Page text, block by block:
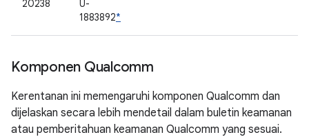
20238
U-
1883892*
Komponen Qualcomm
Kerentanan ini memengaruhi komponen Qualcomm dan
dijelaskan secara lebih mendetail dalam buletin keamanan
atau pemberitahuan keamanan Qualcomm yang sesuai.